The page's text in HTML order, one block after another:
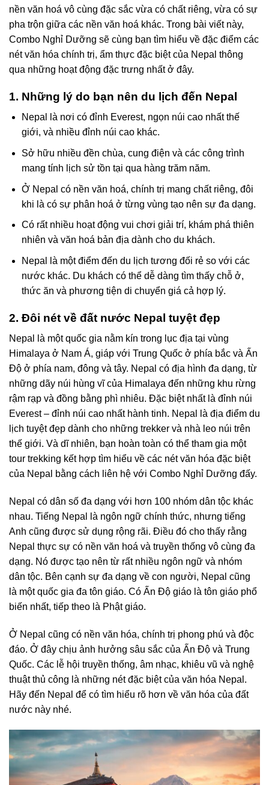
nền văn hoá vô cùng đặc sắc vừa có chất riêng, vừa có sự
pha trộn giữa các nền văn hoá khác. Trong bài viết này,
Combo Nghỉ Dưỡng sẽ cùng bạn tìm hiểu về đặc điểm các
nét văn hóa chính trị, ẩm thực đặc biệt của Nepal thông
qua những hoạt động đặc trưng nhất ở đây.
1. Những lý do bạn nên du lịch đến Nepal
Nepal là nơi có đỉnh Everest, ngọn núi cao nhất thế
giới, và nhiều đỉnh núi cao khác.
Sở hữu nhiều đền chùa, cung điện và các công trình
mang tính lịch sử tồn tại qua hàng trăm năm.
Ở Nepal có nền văn hoá, chính trị mang chất riêng, đôi
khi là có sự phân hoá ở từng vùng tạo nên sự đa dạng.
Có rất nhiều hoạt động vui chơi giải trí, khám phá thiên
nhiên và văn hoá bản địa dành cho du khách.
Nepal là một điểm đến du lịch tương đối rẻ so với các
nước khác. Du khách có thể dễ dàng tìm thấy chỗ ở,
thức ăn và phương tiện di chuyển giá cả hợp lý.
2. Đôi nét về đất nước Nepal tuyệt đẹp
Nepal là một quốc gia nằm kín trong lục địa tại vùng
Himalaya ở Nam Á, giáp với Trung Quốc ở phía bắc và Ấn
Độ ở phía nam, đông và tây. Nepal có địa hình đa dạng, từ
những dãy núi hùng vĩ của Himalaya đến những khu rừng
rậm rạp và đồng bằng phì nhiêu. Đặc biệt nhất là đỉnh núi
Everest – đỉnh núi cao nhất hành tinh. Nepal là địa điểm du
lịch tuyệt đẹp dành cho những trekker và nhà leo núi trên
thế giới. Và dĩ nhiên, bạn hoàn toàn có thể tham gia một
tour trekking kết hợp tìm hiểu về các nét văn hóa đặc biệt
của Nepal bằng cách liên hệ với Combo Nghỉ Dưỡng đấy.
Nepal có dân số đa dạng với hơn 100 nhóm dân tộc khác
nhau. Tiếng Nepal là ngôn ngữ chính thức, nhưng tiếng
Anh cũng được sử dụng rộng rãi. Điều đó cho thấy rằng
Nepal thực sự có nền văn hoá và truyền thống vô cùng đa
dạng. Nó được tạo nên từ rất nhiều ngôn ngữ và nhóm
dân tộc. Bên cạnh sự đa dạng về con người, Nepal cũng
là một quốc gia đa tôn giáo. Có Ấn Độ giáo là tôn giáo phổ
biến nhất, tiếp theo là Phật giáo.
Ở Nepal cũng có nền văn hóa, chính trị phong phú và độc
đáo. Ở đây chịu ảnh hưởng sâu sắc của Ấn Độ và Trung
Quốc. Các lễ hội truyền thống, âm nhạc, khiêu vũ và nghệ
thuật thủ công là những nét đặc biệt của văn hóa Nepal.
Hãy đến Nepal để có tìm hiểu rõ hơn về văn hóa của đất
nước này nhé.